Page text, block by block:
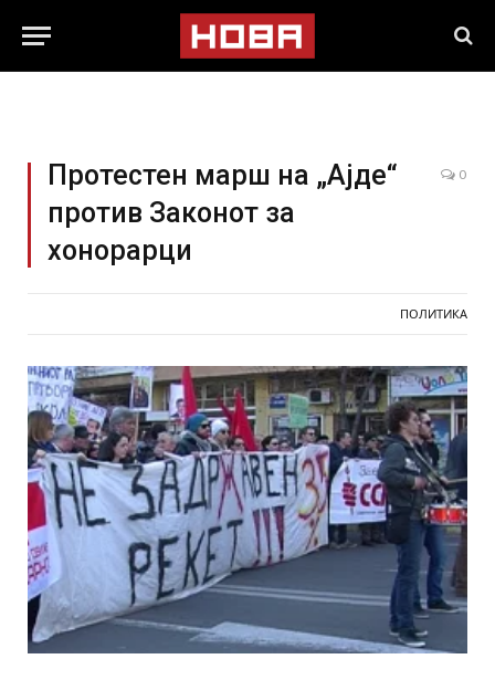
Протестен марш на „Ајде“
против Законот за
хонорарци
0
ПОЛИТИКА